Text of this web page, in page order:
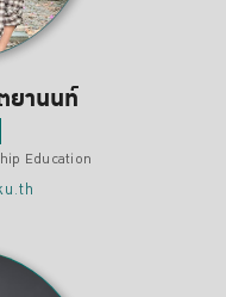
านนท์
Education